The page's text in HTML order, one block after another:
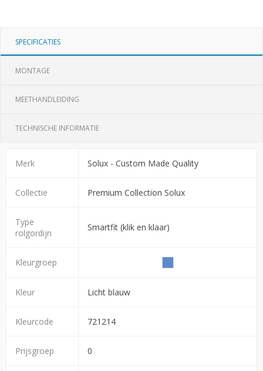
SPECIFICATIES
MONTAGE
MEETHANDLEIDING
TECHNISCHE INFORMATIE
Merk Solux - Custom Made Quality
Collectie Premium Collection Solux
Type
rolgordijn
Smartfit (klik en klaar)
Kleurgroep
Kleur Licht blauw
Kleurcode 721214
Prijsgroep 0